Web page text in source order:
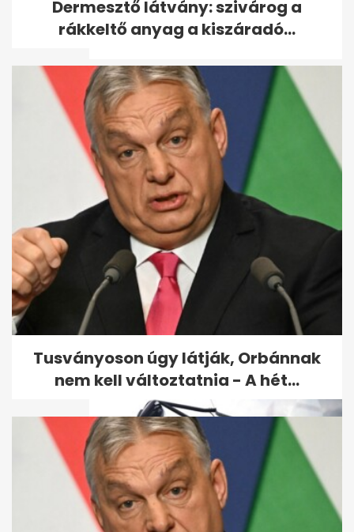
forint gyűlt össze a Hősök
terei...
"Mint a szörnyek, a felelősök
sem szeretik a fényt" -
tízezrek...
Dermesztő látvány: szivárog a
rákkeltő anyag a kiszáradó...
Tusványoson úgy látják, Orbánnak
nem kell változtatnia - A hét...